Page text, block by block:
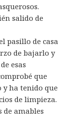
salido de
pasillo de casa
de bajarlo y
esas
que
ha tenido que
de limpieza.
de amables